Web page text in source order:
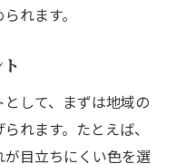
選び方のポイント
く解説
めランキング
び方のコツ
れます。
して、まずは地域の
れます。たとえば、
目立ちにくい色を選